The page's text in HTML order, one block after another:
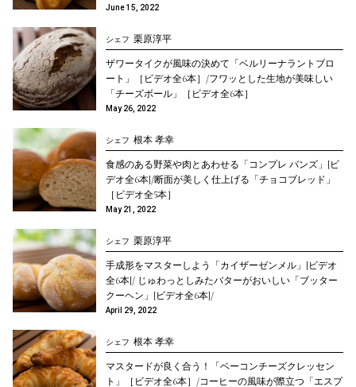
June 15, 2022
シェフ 栗原淳平
ザワータイクが風味の決めて「ベルリーナラントブロ
ート」［ビデオ全6本］/フワッとした生地が美味しい
「チーズボール」［ビデオ全6本］
May 26, 2022
シェフ 根本 孝幸
食感のある野菜や肉とあわせる「コンプレ バンズ」[ビ
デオ全6本]/断面が美しく仕上げる「チョコブレッド」
［ビデオ全5本］
May 21, 2022
シェフ 栗原淳平
手成形をマスターしよう「カイザーゼンメル」[ビデオ
全6本]/ じゅわっとしみたバターがおいしい「ブッター
クーヘン」[ビデオ全6本]/
April 29, 2022
シェフ 根本 孝幸
マスタードが良く合う！「ベーコンチーズクレッセン
ト」［ビデオ全6本］/コーヒーの風味が際立つ「エスプ